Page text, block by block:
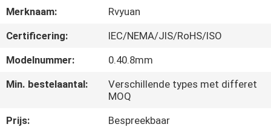
FABRIEKSREIS
KWALITEITSCONTROLE
Merknaam:
Rvyuan
Certificering:
IEC/NEMA/JIS/RoHS/ISO
Modelnummer:
0.40.8mm
Min. bestelaantal:
Verschillende types met differet
MOQ
Prijs:
Bespreekbaar